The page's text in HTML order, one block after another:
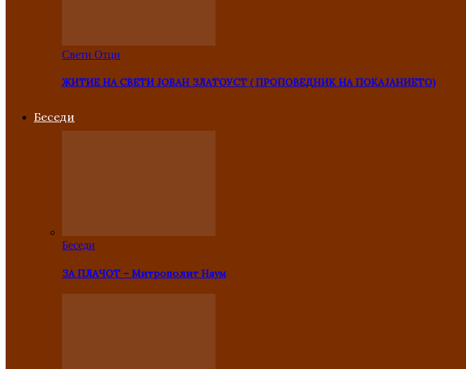
Свети Отци
ЖИТИЕ НА СВЕТИ ЈОВАН ЗЛАТОУСТ ( ПРОПОВЕДНИК НА ПОКАЈАНИЕТО)
Беседи
Беседи
ЗА ПЛАЧОТ – Митрополит Наум